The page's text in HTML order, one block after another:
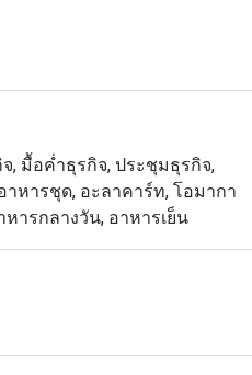
างพิถีพิถันโดยใช้วัตถุดิบคุณภาพ
ย ด้วยความจุที่รองรับแขกได้ถึง
ก หรือที่บาร์ซูชิที่สามารถชมเชฟ
คน หรือ 24 คนเมื่อเชื่อมต่อ
ระมาณ เสิร์ฟพร้อมหอมใหญ่
, มื้อค่ำธุรกิจ, ประชุมธุรกิจ,
าหารชุด, อะลาคาร์ท, โอมากา
หารกลางวัน, อาหารเย็น